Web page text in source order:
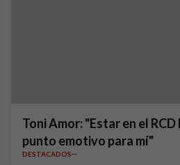
Toni Amor: "Estar en el
punto emotivo para mí"
DESTACADOS